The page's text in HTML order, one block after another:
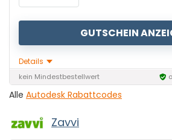
GUTSCHEIN
Details
kein Mindestbestellwert
Alle Autodesk Rabattcodes
Zavvi